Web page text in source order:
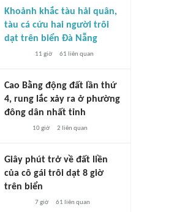
Khoảnh khắc tàu hải quân,
tàu cá cứu hai người trôi
dạt trên biển Đà Nẵng
11 giờ 61 liên quan
Cao Bằng động đất lần thứ
4, rung lắc xảy ra ở phường
đông dân nhất tỉnh
10 giờ 2 liên quan
Giây phút trở về đất liền
của cô gái trôi dạt 8 giờ
trên biển
7 giờ 61 liên quan